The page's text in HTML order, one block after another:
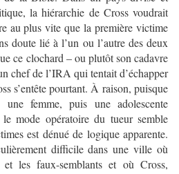
la hiérarchie de Cross voudrait
au plus vite que la première victime
doute lié à l’un ou l’autre des deux
ce clochard – ou plutôt son cadavre
chef de l’IRA qui tentait d’échapper
s’entête pourtant. À raison, puisque
femme, puis une adolescente
mode opératoire du tueur semble
est dénué de logique apparente.
difficile dans une ville où
les faux-semblants et où Cross,